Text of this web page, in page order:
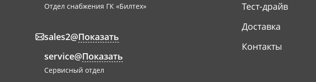
Отдел снабжения ГК «Билтех»
sales2@Показать
service@Показать
Сервисный отдел
Тест-драйв
Доставка
Контакты